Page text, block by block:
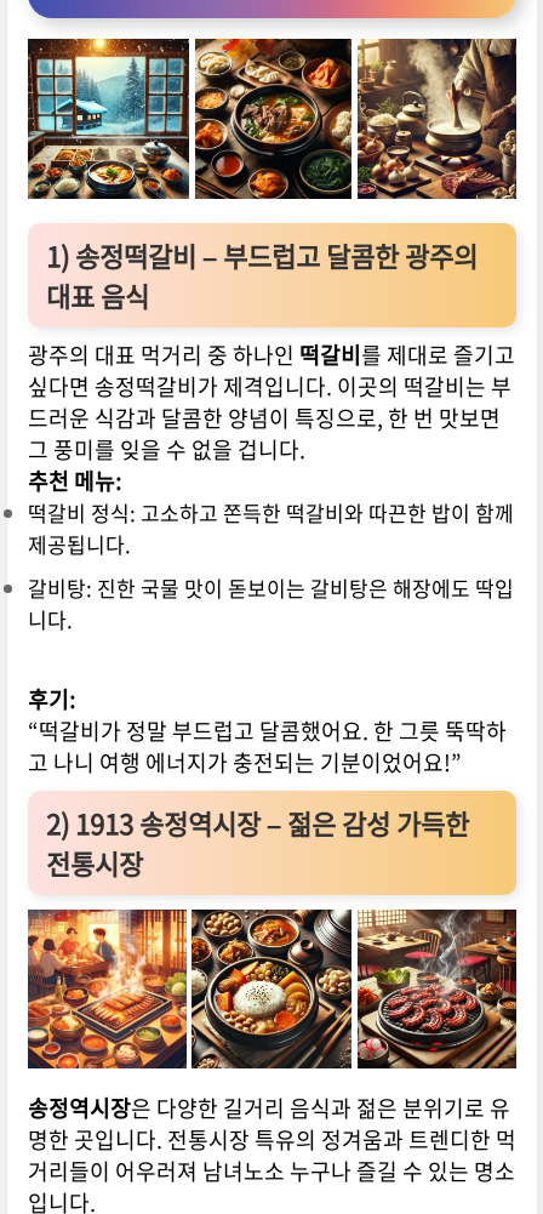
1)송정떡갈비 – 부드럽고 달콤한 광주의
대표 음식
광주의 대표 먹거리 중 하나인 떡갈비를 제대로 즐기고
싶다면 송정떡갈비가 제격입니다. 이곳의 떡갈비는 부
드러운 식감과 달콤한 양념이 특징으로, 한 번 맛보면
그 풍미를 잊을 수 없을 겁니다.
추천 메뉴:
떡갈비 정식: 고소하고 쫀득한 떡갈비와 따끈한 밥이 함께
제공됩니다.
갈비탕: 진한 국물 맛이 돋보이는 갈비탕은 해장에도 딱입
니다.
후기:
“떡갈비가 정말 부드럽고 달콤했어요. 한 그릇 뚝딱하
고 나니 여행 에너지가 충전되는 기분이었어요!”
2) 1913 송정역시장 – 젊은 감성 가득한
전통시장
송정역시장은 다양한 길거리 음식과 젊은 분위기로 유
명한 곳입니다. 전통시장 특유의 정겨움과 트렌디한 먹
거리들이 어우러져 남녀노소 누구나 즐길 수 있는 명소
입니다.